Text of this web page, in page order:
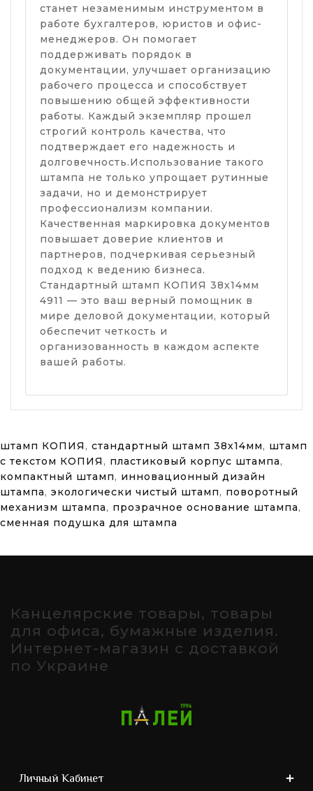
станет незаменимым инструментом в
работе бухгалтеров, юристов и офис-
менеджеров. Он помогает
поддерживать порядок в
документации, улучшает организацию
рабочего процесса и способствует
повышению общей эффективности
работы. Каждый экземпляр прошел
строгий контроль качества, что
подтверждает его надежность и
долговечность.Использование такого
штампа не только упрощает рутинные
задачи, но и демонстрирует
профессионализм компании.
Качественная маркировка документов
повышает доверие клиентов и
партнеров, подчеркивая серьезный
подход к ведению бизнеса.
Стандартный штамп КОПИЯ 38х14мм
4911 — это ваш верный помощник в
мире деловой документации, который
обеспечит четкость и
организованность в каждом аспекте
вашей работы.
штамп КОПИЯ , стандартный штамп 38х14мм, штамп
с текстом КОПИЯ , пластиковый корпус штампа,
компактный штамп, инновационный дизайн
штампа, экологически чистый штамп, поворотный
механизм штампа, прозрачное основание штампа,
сменная подушка для штампа
Канцелярские товары, товары
для офиса, бумажные изделия.
Интернет-магазин с доставкой
по Украине
Личный Кабинет